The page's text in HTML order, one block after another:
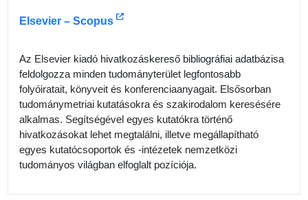
Elsevier – Scopus
Az Elsevier kiadó hivatkozáskereső bibliográfiai adatbázisa
feldolgozza minden tudományterület legfontosabb
folyóiratait, könyveit és konferenciaanyagait. Elsősorban
tudománymetriai kutatásokra és szakirodalom keresésére
alkalmas. Segítségével egyes kutatókra történő
hivatkozásokat lehet megtalálni, illetve megállapítható
egyes kutatócsoportok és -intézetek nemzetközi
tudományos világban elfoglalt pozíciója.